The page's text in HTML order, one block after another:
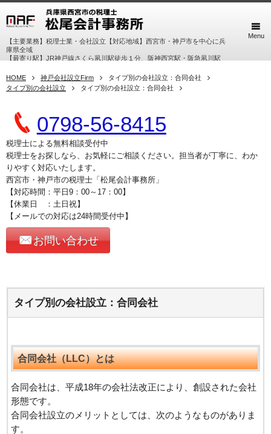
【主要業務】税理士業・会社設立【対応地域】西宮市・神戸市を中心に兵
庫県全域
【最寄り駅】JR神戸線さくら夙川駅徒歩１分、阪神西宮駅・阪急夙川駅
Menu
HOME 神戸会社設立Firm
タイプ別の会社設立：合同会社
タイプ別の会社設立
タイプ別の会社設立：合同会社
0798-56-8415
税理士による無料相談受付中
税理士をお探しなら、お気軽にご相談ください。担当者が丁寧に、わか
りやすく対応いたします。
西宮市・神戸市の税理士「松尾会計事務所」
【対応時間：平日9：00～17：00】
【休業日 ：土日祝】
【メールでの対応は24時間受付中】
お問い合わせ
タイプ別の会社設立：合同会社
合同会社（LLC）とは
合同会社は、平成18年の会社法改正により、創設された会社
形態です。
合同会社設立のメリットとしては、次のようなものがありま
す。